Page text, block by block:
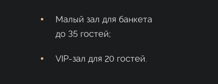
Малый зал для банкета
до 35 гостей;
VIP-зал для 20 гостей.